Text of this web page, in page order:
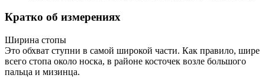
Кратко об измерениях
Ширина стопы
Это обхват ступни в самой широкой части. Как правило, шире
всего стопа около носка, в районе косточек возле большого
пальца и мизинца.